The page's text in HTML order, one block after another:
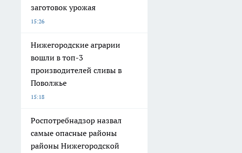
заготовок урожая
15:26
Нижегородские аграрии
вошли в топ-3
производителей сливы в
Поволжье
15:18
Роспотребнадзор назвал
самые опасные районы
районы Нижегородской